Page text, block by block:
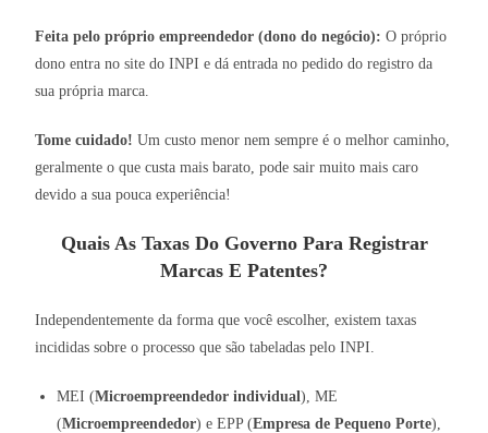
Feita pelo próprio empreendedor (dono do negócio): O próprio
dono entra no site do INPI e dá entrada no pedido do registro da
sua própria marca.
Tome cuidado! Um custo menor nem sempre é o melhor caminho,
geralmente o que custa mais barato, pode sair muito mais caro
devido a sua pouca experiência!
Quais As Taxas Do Governo Para Registrar
Marcas E Patentes?
Independentemente da forma que você escolher, existem taxas
incididas sobre o processo que são tabeladas pelo INPI.
MEI (Microempreendedor individual), ME
(Microempreendedor) e EPP (Empresa de Pequeno Porte),